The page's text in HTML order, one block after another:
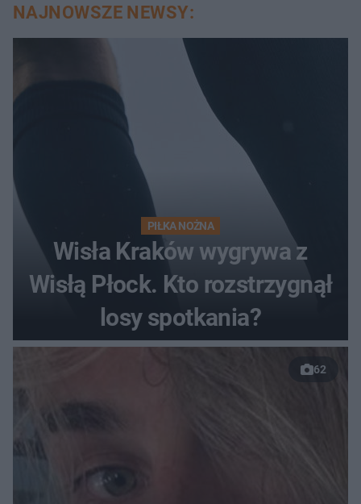
NAJNOWSZE NEWSY:
PIŁKA NOŻNA
Wisła Kraków wygrywa z
Wisłą Płock. Kto rozstrzygnął
losy spotkania?
62